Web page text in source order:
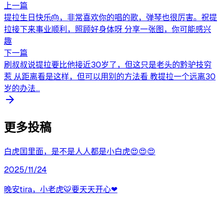
上一篇
提拉生日快乐🎂，非常喜欢你的唱的歌，弹琴也很厉害。祝提
拉接下来事业顺利，照顾好身体呀 分享一张图，你可能感兴
趣
下一篇
刷叔叔说提拉要比他接近30岁了，但这只是老头的黔驴技穷
惹 从距离看是这样，但可以用别的方法看 教提拉一个远离30
岁的办法...
更多投稿
白虎囯里面，是不是人人都是小白虎😍😍😍
2025/11/24
晚安tira，小老虎🐯要天天开心❤